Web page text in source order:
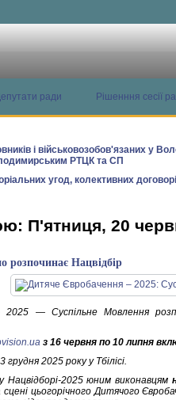
ради Рішенння сесії
і військовозобов'язаних у
РТЦК та СП
угод, колективних
П'ятниця, 20
розпочинає Нацвідбір
2025 — Суспільне Мовлення
з 16 червня по 10 липня
2025 року у Тбілісі.
2025 юним виконавцям
цьогорічного Дитячого